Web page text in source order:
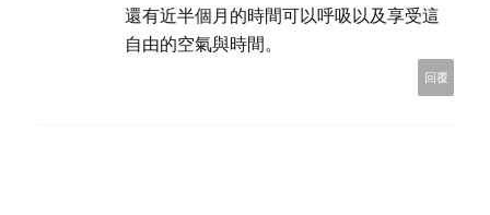
還有近半個月的時間可以呼吸以及享受這
自由的空氣與時間。
回覆